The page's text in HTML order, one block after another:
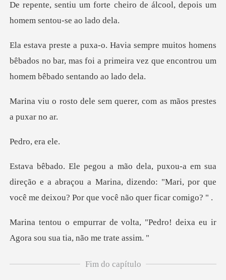
cheiro de álcool, depois um
homens
bêbados no bar, mas foi a primeira vez qu
sem querer, com as mão
, era
ireção e a abraçou a Marina, dizendo: "Mari, por que
ta, "Pedro! deixa eu ir
Agora s
Fim do capítulo